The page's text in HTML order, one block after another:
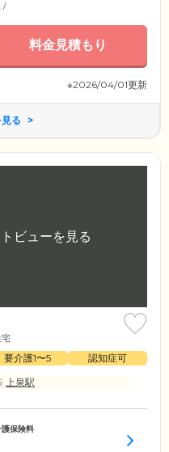
/
料金見積もり
※2026/04/01更新
る
要介護1〜5
認知症可
上泉駅
保険料